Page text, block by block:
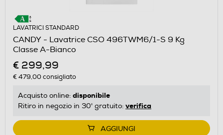
LAVATRICI STANDARD
CANDY - Lavatrice CSO 496TWM6/1-S 9 Kg
Classe A-Bianco
€ 299,99
€ 479,00consigliato
Acquisto online: disponibile
Ritiro in negozio in 30' gratuito: verifica
AGGIUNGI